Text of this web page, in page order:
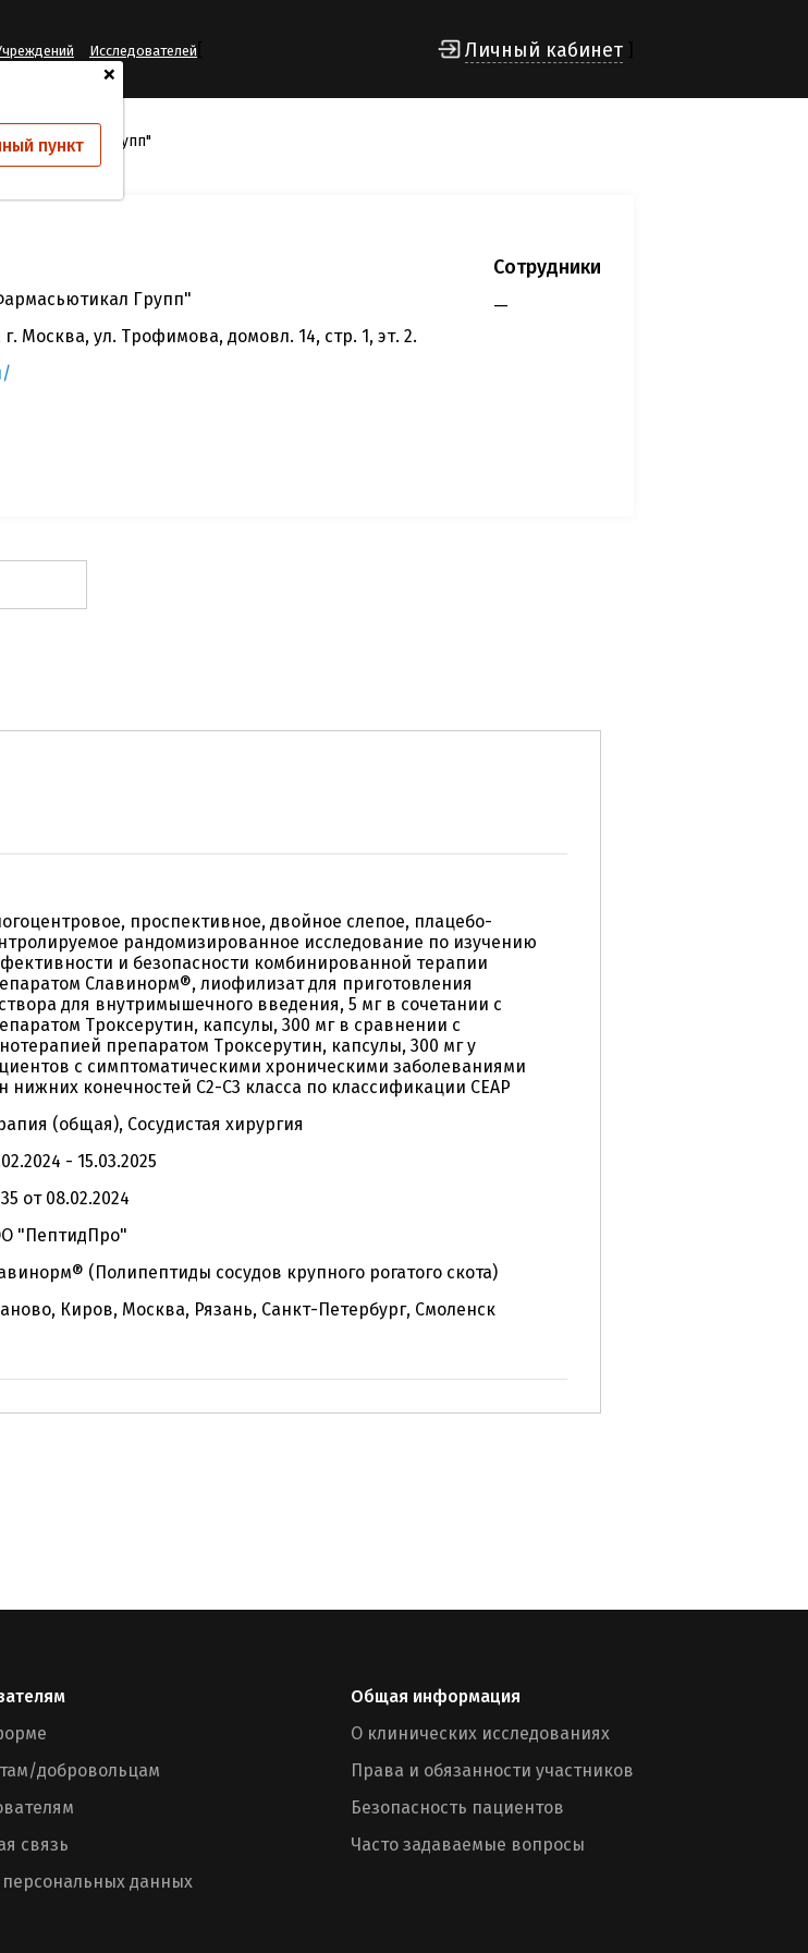
+
пункт
Исследователей Личный кабинет
Групп"
Групп"
г. Москва, ул. Трофимова, домовл. 14, стр. 1, эт. 2.
Сотрудники
—
проспективное, двойное слепое, плацебо-
рандомизированное исследование по изучению
и безопасности комбинированной терапии
Славинорм®, лиофилизат для приготовления
для внутримышечного введения, 5 мг в сочетании с
Троксерутин, капсулы, 300 мг в сравнении с
препаратом Троксерутин, капсулы, 300 мг у
с симптоматическими хроническими заболеваниями
нижних конечностей С2-C3 класса по классификации СЕАР
(общая), Сосудистая хирургия
- 15.03.2025
от 08.02.2024
"ПептидПро"
(Полипептиды сосудов крупного рогатого скота)
Киров, Москва, Рязань, Санкт-Петербург, Смоленск
добровольцам
связь
данных
Общая информация
О клинических исследованиях
Права и обязанности участников
Безопасность пациентов
Часто задаваемые вопросы